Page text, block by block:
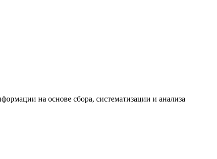
на основе сбора, систематизации и анализа